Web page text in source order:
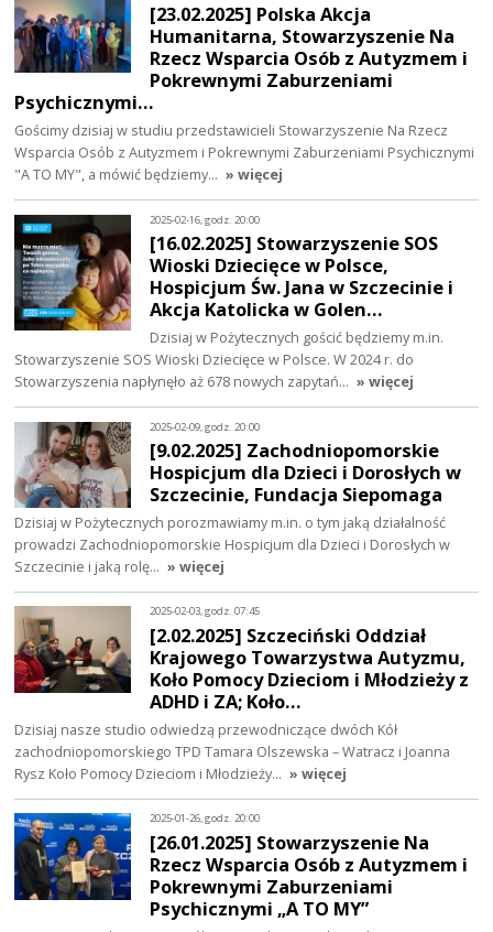
[23.02.2025] Polska Akcja
Humanitarna, Stowarzyszenie Na
Rzecz Wsparcia Osób z Autyzmem i
Pokrewnymi Zaburzeniami
Psychicznymi…
Gościmy dzisiaj w studiu przedstawicieli Stowarzyszenie Na Rzecz
Wsparcia Osób z Autyzmem i Pokrewnymi Zaburzeniami Psychicznymi
"A TO MY", a mówić będziemy… » więcej
2025-02-16, godz. 20:00
[16.02.2025] Stowarzyszenie SOS
Wioski Dziecięce w Polsce,
Hospicjum Św. Jana w Szczecinie i
Akcja Katolicka w Golen…
Dzisiaj w Pożytecznych gościć będziemy m.in.
Stowarzyszenie SOS Wioski Dziecięce w Polsce. W 2024 r. do
Stowarzyszenia napłynęło aż 678 nowych zapytań… » więcej
2025-02-09, godz. 20:00
[9.02.2025] Zachodniopomorskie
Hospicjum dla Dzieci i Dorosłych w
Szczecinie, Fundacja Siepomaga
Dzisiaj w Pożytecznych porozmawiamy m.in. o tym jaką działalność
prowadzi Zachodniopomorskie Hospicjum dla Dzieci i Dorosłych w
Szczecinie i jaką rolę… » więcej
2025-02-03, godz. 07:45
[2.02.2025] Szczeciński Oddział
Krajowego Towarzystwa Autyzmu,
Koło Pomocy Dzieciom i Młodzieży z
ADHD i ZA; Koło…
Dzisiaj nasze studio odwiedzą przewodniczące dwóch Kół
zachodniopomorskiego TPD Tamara Olszewska – Watracz i Joanna
Rysz Koło Pomocy Dzieciom i Młodzieży… » więcej
2025-01-26, godz. 20:00
[26.01.2025] Stowarzyszenie Na
Rzecz Wsparcia Osób z Autyzmem i
Pokrewnymi Zaburzeniami
Psychicznymi „A TO MY”